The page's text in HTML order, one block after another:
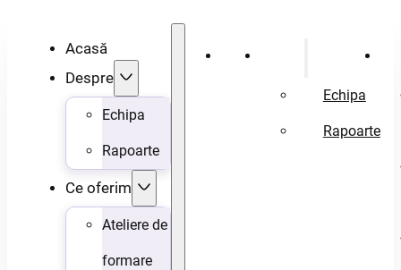
Acasă
Despre
Echipa
Rapoarte
Ce oferim
Ateliere de
formare
Acasă
Echipa
Rapoarte